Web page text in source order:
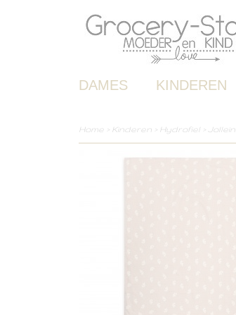
DAMES KINDEREN
Home > Kinderen > Hydrofiel >